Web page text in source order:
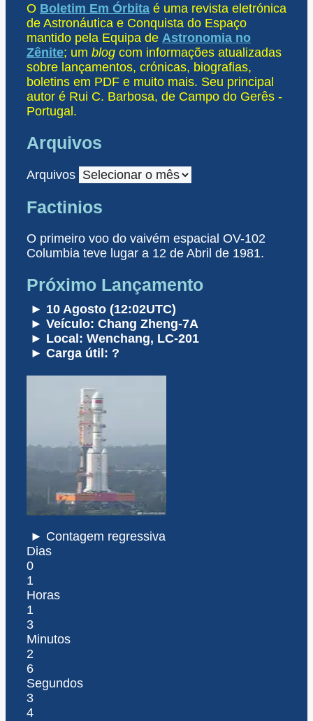
O Boletim Em Órbita é uma revista eletrónica
de Astronáutica e Conquista do Espaço
mantido pela Equipa de Astronomia no
Zênite; um blog com informações atualizadas
sobre lançamentos, crónicas, biografias,
boletins em PDF e muito mais. Seu principal
autor é Rui C. Barbosa, de Campo do Gerês -
Portugal.
Arquivos
Arquivos
Factinios
O primeiro voo do vaivém espacial OV-102
Columbia teve lugar a 12 de Abril de 1981.
Próximo Lançamento
► 10 Agosto (12:02UTC)
► Veículo: Chang Zheng-7A
► Local: Wenchang, LC-201
► Carga útil: ?
► Contagem regressiva
Dias
0
1
Horas
1
3
Minutos
2
6
Segundos
3
4